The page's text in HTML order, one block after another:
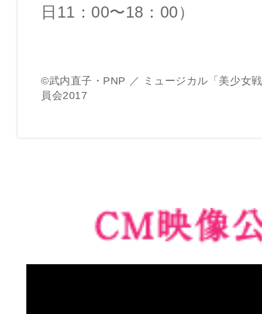
日11：00〜18：00）
©武内直子・PNP ／ ミュージカル「美少女
員会2017